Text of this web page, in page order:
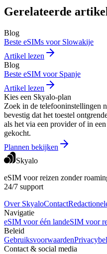
Gerelateerde
Blog
Beste eSIMs voor Slowakije
Artikel lezen
Blog
Beste eSIM voor Spanje
Artikel lezen
Kies een Skyalo-plan
Zoek in de telefooninstellingen
bevestig dat het toestel
als het via een provider of in
gekocht.
Plannen bekijken
Skyalo
eSIM voor reizen zonder
24/7 support
Over SkyaloContact
Navigatie
eSIM voor één landeSIM voor
Beleid
Gebruiksvoorwaarden
Contact & social media